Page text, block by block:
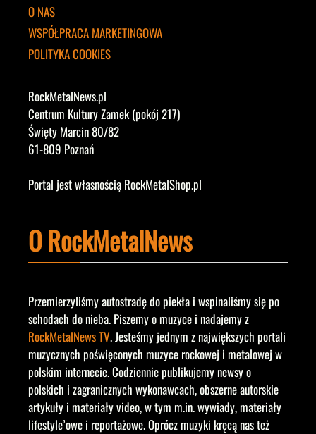
O NAS
WSPÓŁPRACA MARKETINGOWA
POLITYKA COOKIES
RockMetalNews.pl
Centrum Kultury Zamek (pokój 217)
Święty Marcin 80/82
61-809 Poznań
Portal jest własnością RockMetalShop.pl
O RockMetalNews
Przemierzyliśmy autostradę do piekła i wspinaliśmy się po
schodach do nieba. Piszemy o muzyce i nadajemy z
RockMetalNews TV. Jesteśmy jednym z największych portali
muzycznych poświęconych muzyce rockowej i metalowej w
polskim internecie. Codziennie publikujemy newsy o
polskich i zagranicznych wykonawcach, obszerne autorskie
artykuły i materiały video, w tym m.in. wywiady, materiały
lifestyle’owe i reportażowe. Oprócz muzyki kręcą nas też